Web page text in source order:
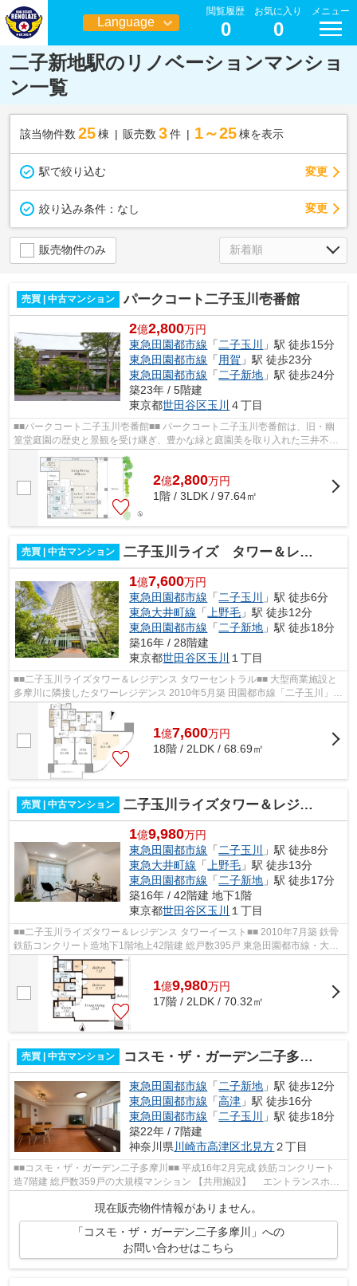
Language
日本語
閲覧履歴
0
お気に入り
0
メニュー
二子新地駅のリノベーションマンショ
ン一覧
該当物件数 25棟 販売数 3 件 1～25 棟を表示
駅で絞り込む 変更
絞り込み条件： なし 変更
販売物件のみ
売買 | 中古マンション パークコート二子玉川壱番館
2億2,800万円
東急田園都市線 「 二子玉川
」駅 徒歩15分
東急田園都市線 「 用賀 」駅 徒歩23分
東急田園都市線 「 二子新地 」駅 徒歩24分
築23年 / 5階建
東京都世田谷区玉川 ４丁目
■■パークコート二子玉川壱番館■■ パークコート二子玉川壱番館は、旧・幽
篁堂庭園の歴史と景観を受け継ぎ、豊かな緑と庭園美を取り入れた三井不動
産レジデンシャルの「パークコート」...
2億2,800万円
1階 / 3LDK / 97.64㎡
売買 | 中古マンション 二子玉川ライズ タワー＆レジデンス タワーセントラル
1億7,600万円
東急田園都市線 「 二子玉川
」駅 徒歩6分
東急大井町線 「 上野毛 」駅 徒歩12分
東急田園都市線 「 二子新地 」駅 徒歩18分
築16年 / 28階建
東京都世田谷区玉川 １丁目
■■二子玉川ライズタワー＆レジデンス タワーセントラル■■ 大型商業施設と
多摩川に隣接したタワーレジデンス 2010年5月築 田園都市線「二子玉川」駅
より徒歩6分 03-5341-4693までお...
1億7,600万円
18階 / 2LDK / 68.69㎡
売買 | 中古マンション 二子玉川ライズタワー＆レジデンスタワーイースト
1億9,980万円
東急田園都市線 「二子玉川 」駅 徒歩8分
東急大井町線 「 上野毛 」駅 徒歩13分
東急田園都市線 「二子新地 」駅 徒歩17分
築16年 / 42階建 地下1階
東京都世田谷区玉川 １丁目
■■二子玉川ライズタワー＆レジデンス タワーイースト■■ 2010年7月築 鉄骨
鉄筋コンクリート造地下1階地上42階建 総戸数395戸 東急田園都市線・大井
町線「二子玉川」駅徒歩8分 免震構...
1億9,980万円
17階 / 2LDK / 70.32㎡
売買 | 中古マンション コスモ・ザ・ガーデン二子多摩川
東急田園都市線 「 二子新地 」駅 徒歩12分
東急田園都市線 「高津 」駅 徒歩16分
東急田園都市線 「 二子玉川
」駅 徒歩18分
築22年 / 7階建
神奈川県 川崎市高津区北見方２丁目
■■コスモ・ザ・ガーデン二子多摩川■■ 平成16年2月完成 鉄筋コンクリート
造7階建 総戸数359戸の大規模マンション 【共用施設】 エントランスホー
現在販売物件情報がありません。
「コスモ・ザ・ガーデン二子多摩川」への
お問い合わせはこちら